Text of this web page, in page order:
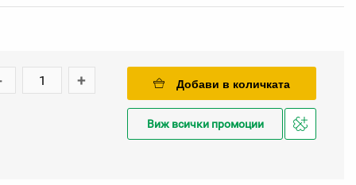
+ Добави в количката
Виж всички промоции
Добави